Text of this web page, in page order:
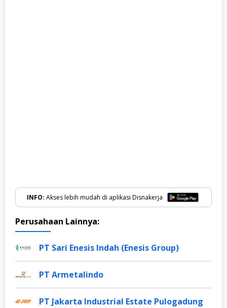
INFO: Akses lebih mudah di aplikasi Disnakerja
Perusahaan Lainnya:
PT Sari Enesis Indah (Enesis Group)
PT Armetalindo
PT Jakarta Industrial Estate Pulogadung